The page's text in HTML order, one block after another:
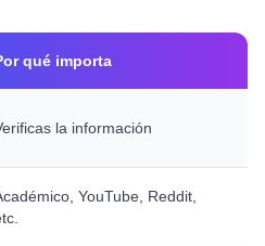
qué importa
la información
YouTube, Reddit,